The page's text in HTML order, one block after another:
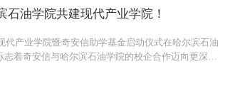
油学院共建现代产业学院！
产业学院暨奇安信助学基金启动仪式在哈尔滨石油
着奇安信与哈尔滨石油学院的校企合作迈向更深层